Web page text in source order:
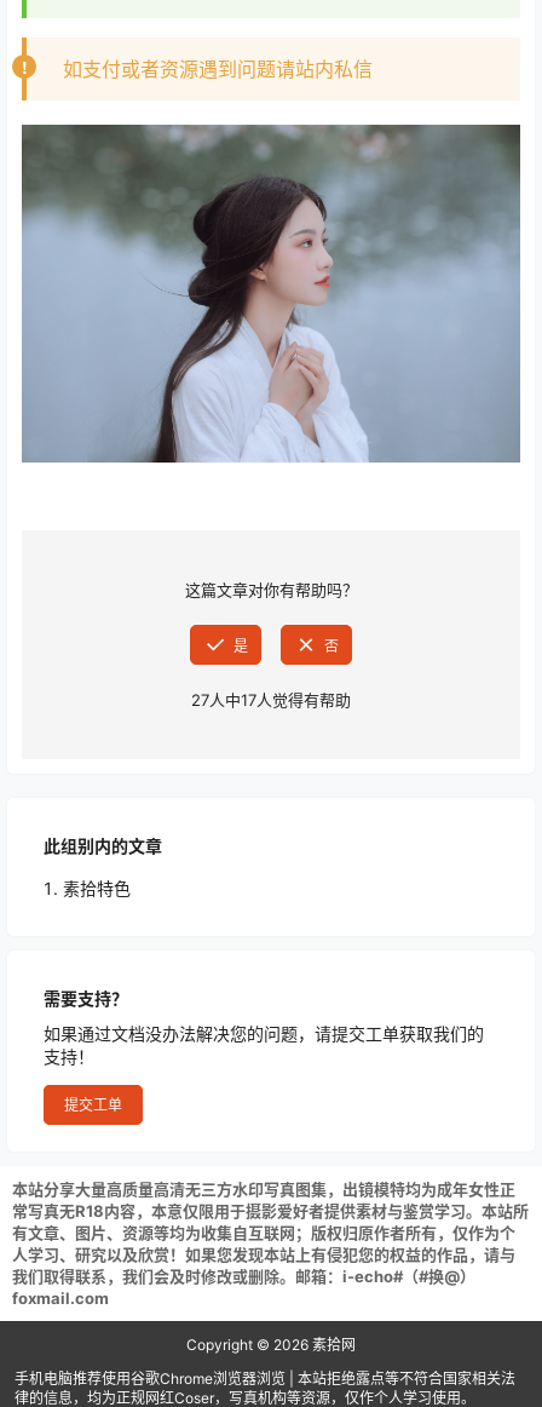
此组别内的文章
素拾特色
需要支持？
如果通过文档没办法解决您的问题，请提交工单获取我们的
支持！
提交工单
如支付或者资源遇到问题请站内私信
这篇文章对你有帮助吗？
是 否
27人中17人觉得有帮助
本站分享大量高质量高清无三方水印写真图集，出镜模特均为成年女性正
常写真无R18内容，本意仅限用于摄影爱好者提供素材与鉴赏学习。本站所
有文章、图片、资源等均为收集自互联网；版权归原作者所有，仅作为个
人学习、研究以及欣赏！如果您发现本站上有侵犯您的权益的作品，请与
我们取得联系，我们会及时修改或删除。邮箱：i-echo#（#换@）
foxmail.com
Copyright © 2026 素拾网
手机电脑推荐使用谷歌Chrome浏览器浏览 | 本站拒绝露点等不符合国家相关法
律的信息，均为正规网红Coser，写真机构等资源，仅作个人学习使用。